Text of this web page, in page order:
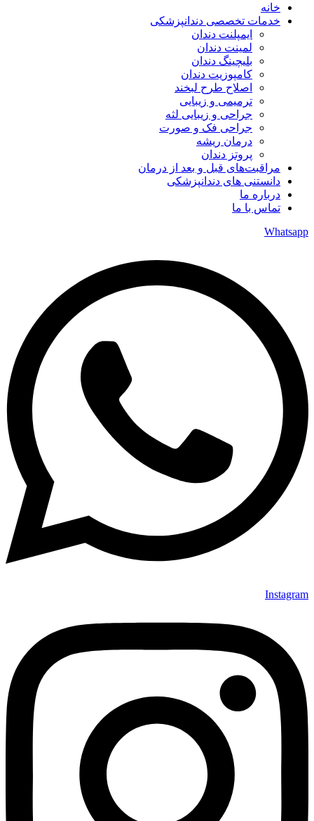
خانه
خدمات تخصصی دندانپزشکی
ایمپلنت دندان
لمینت دندان
بلیچینگ دندان
کامپوزیت دندان
اصلاح طرح لبخند
ترمیمی و زیبایی
جراحی و زیبایی لثه
جراحی فک و صورت
درمان ریشه
پروتز دندان
مراقبت‌های قبل و بعد از درمان
دانستنی های دندانپزشکی
درباره ما
تماس با ما
Whatsapp
Instagram